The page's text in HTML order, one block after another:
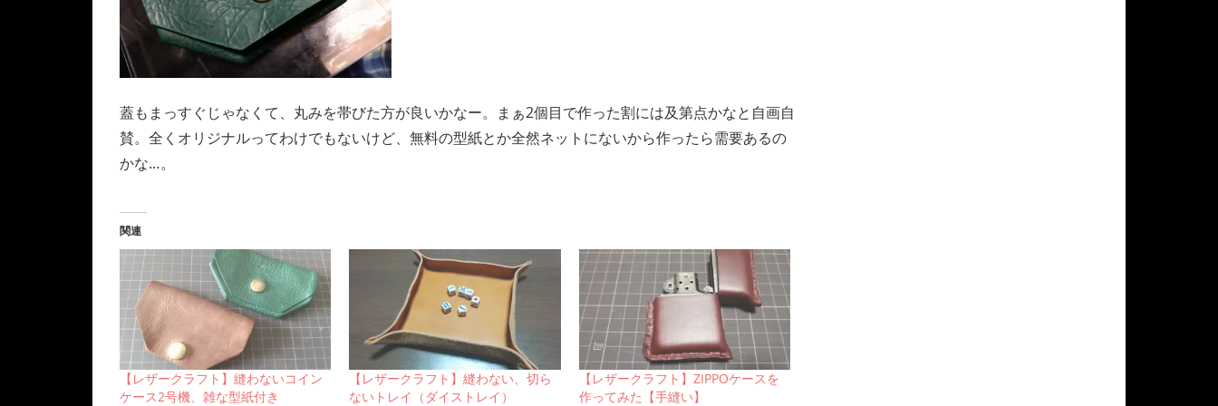
蓋もまっすぐじゃなくて、丸みを帯びた方が良いかなー。まぁ2個目で作った割には及第点かなと自画自
賛。全くオリジナルってわけでもないけど、無料の型紙とか全然ネットにないから作ったら需要あるの
かな…。
関連
【レザークラフト】縫わないコイン
ケース2号機、雑な型紙付き
【レザークラフト】縫わない、切ら
ないトレイ（ダイストレイ）
【レザークラフト】ZIPPOケースを
作ってみた【手縫い】